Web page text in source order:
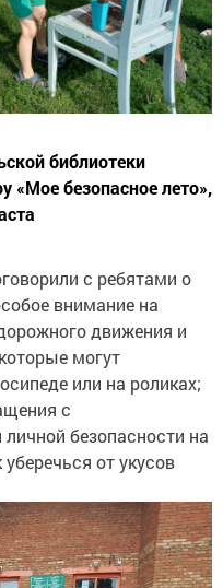
библиотеки
«Мое безопасное лето»,
с ребятами о
внимание на
движения и
могут
или на роликах;
с
безопасности на
от укусов